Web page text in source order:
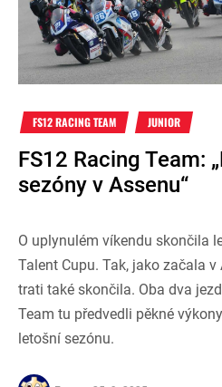
FS12 RACING TEAM JUNIOR
FS12 Racing Team:
sezóny v Assenu“
O uplynulém víkendu skončila
Talent Cupu. Tak, jako začala
trati také skončila. Oba dva
Team tu předvedli pěkné
letošní sezónu.